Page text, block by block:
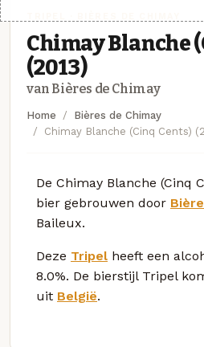
Chimay Blanche
(2013)
van Bières de Chimay
Home
Bières de Chimay
Chimay Blanche (Cinq Cents)
De Chimay Blanche (Cinq
bier gebrouwen door
Baileux.
Deze Tripel heeft een
8.0%. De bierstijl Tripel
uit België.